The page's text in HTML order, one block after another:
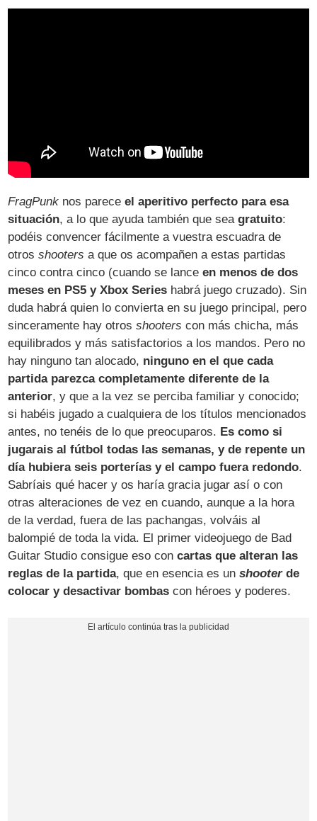
FragPunk nos pareceel aperitivo perfecto para esa
situación, a lo que ayuda también que seagratuito:
podéis convencer fácilmente a vuestra escuadra de
otrosshooters a que os acompañen a estas partidas
cinco contra cinco (cuando se lanceen menos de dos
meses en PS5 y Xbox Series habrá juego cruzado). Sin
duda habrá quien lo convierta en su juego principal, pero
sinceramente hay otrosshooters con más chicha, más
equilibrados y más satisfactorios a los mandos. Pero no
hay ninguno tan alocado, ninguno en el que cada
partida parezca completamente diferente de la
anterior, y que a la vez se perciba familiar y conocido;
si habéis jugado a cualquiera de los títulos mencionados
antes, no tenéis de lo que preocuparos. Es como si
jugarais al fútbol todas las semanas, y de repente un
día hubiera seis porterías y el campo fuera redondo.
Sabríais qué hacer y os haría gracia jugar así o con
otras alteraciones de vez en cuando, aunque a la hora
de la verdad, fuera de las pachangas, volváis al
balompié de toda la vida. El primer videojuego de Bad
Guitar Studio consigue eso concartas que alteran las
reglas de la partida, que en esencia es unshooterde
colocar y desactivar bombas con héroes y poderes.